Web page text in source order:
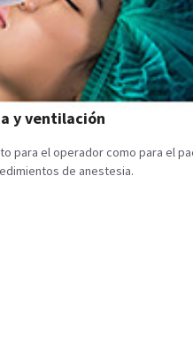
y ventilación
para el operador como para el
de anestesia.